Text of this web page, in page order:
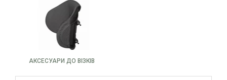
АКСЕСУАРИ ДО ВІЗКІВ